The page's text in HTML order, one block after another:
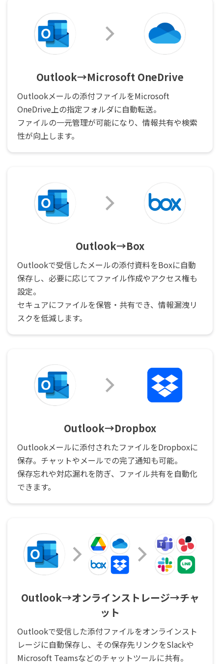
Outlook→Microsoft OneDrive
Outlookメールの添付ファイルをMicrosoft
OneDrive上の指定フォルダに自動転送。
ファイルの一元管理が可能になり、情報共有や検索
性が向上します。
Outlook→Box
Outlookで受信したメールの添付資料をBoxに自動
保存し、必要に応じてファイル作成やアクセス権も
設定。
セキュアにファイルを保管・共有でき、情報漏洩リ
スクを低減します。
Outlook→Dropbox
Outlookメールに添付されたファイルをDropboxに
保存。チャットやメールでの完了通知も可能。
保存忘れや対応漏れを防ぎ、ファイル共有を自動化
できます。
Outlook→オンラインストレージ→チャ
ット
Outlookで受信した添付ファイルをオンラインスト
レージに自動保存し、その保存先リンクをSlackや
Microsoft Teamsなどのチャットツールに共有。